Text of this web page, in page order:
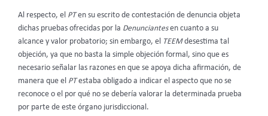
Al respecto, el PTen su escrito de contestación de denuncia objeta
dichas pruebas ofrecidas por la Denunciantesen cuanto a su
alcance y valor probatorio; sin embargo, el
TEEMdesestima tal
objeción, ya que no basta la simple objeción formal, sino que es
necesario señalar las razones en que se apoya dicha afirmación, de
manera que el PTestaba obligado a indicar el aspecto que no se
reconoce o el por qué no se debería valorar la determinada prueba
por parte de este órgano jurisdiccional.